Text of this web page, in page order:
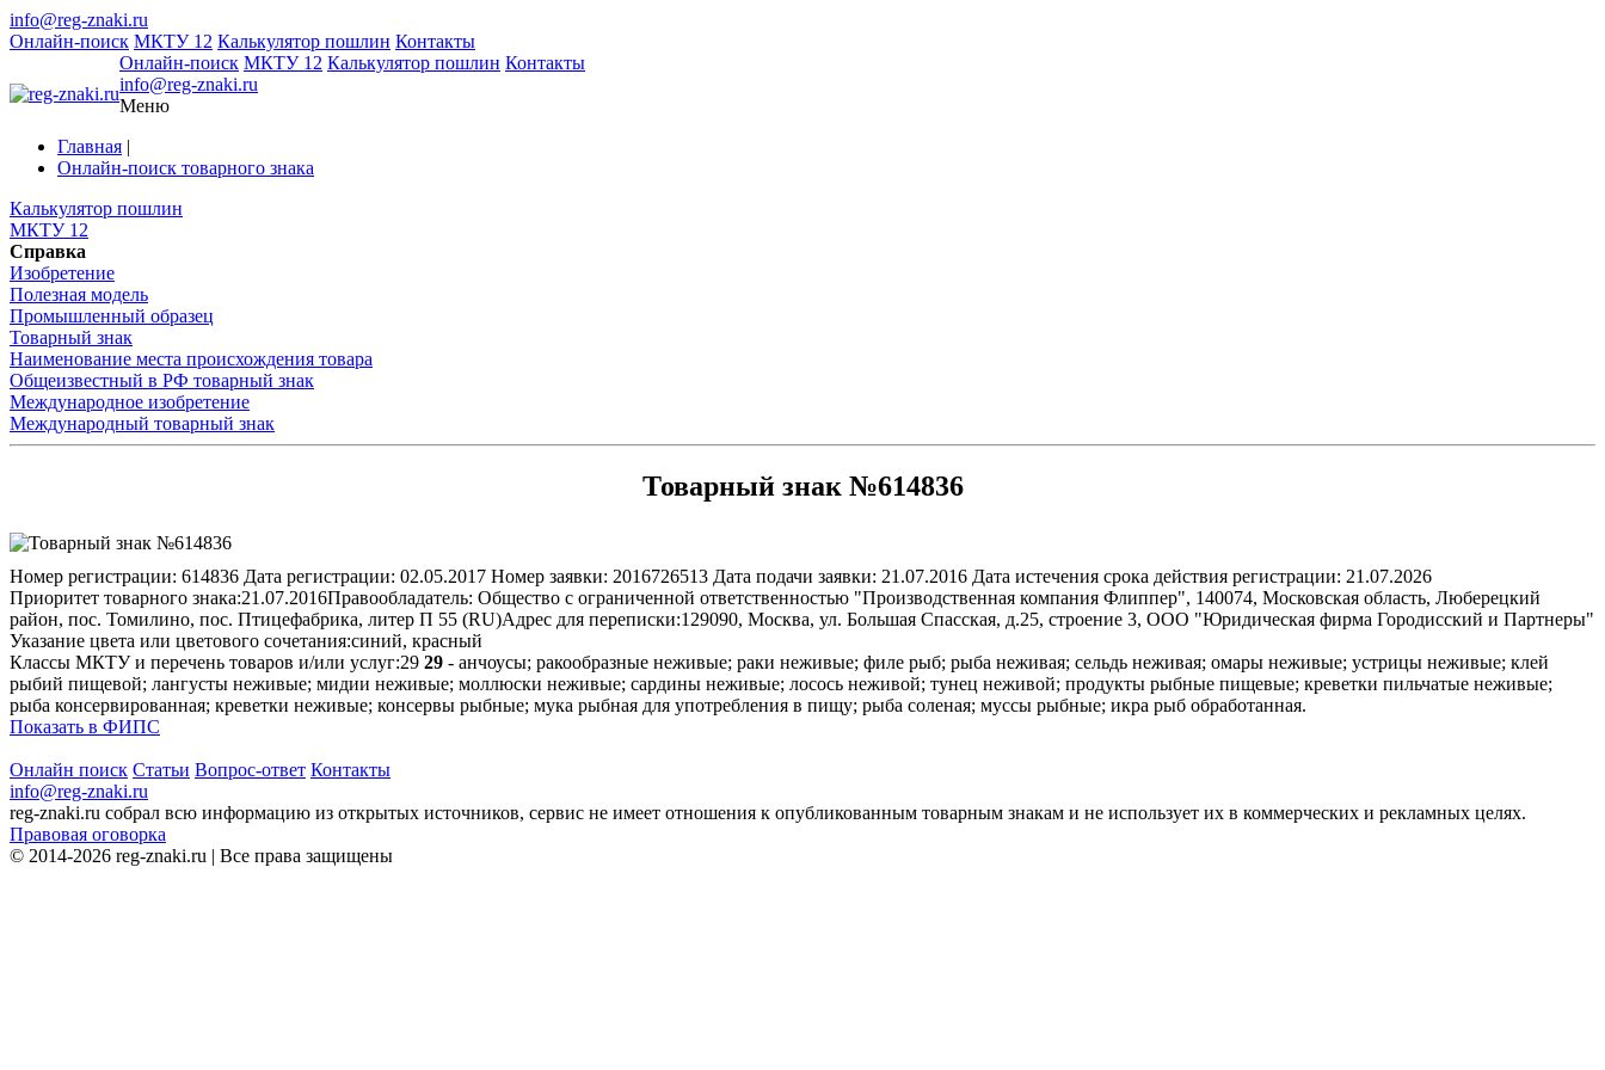
info@reg-znaki.ru
Онлайн-поиск МКТУ 12 Калькулятор пошлин Контакты
Онлайн-поиск МКТУ 12 Калькулятор пошлин Контакты
info@reg-znaki.ru
Меню
Главная |
Онлайн-поиск товарного знака
Калькулятор пошлин
МКТУ 12
Справка
Изобретение
Полезная модель
Промышленный образец
Товарный знак
Наименование места происхождения товара
Общеизвестный в РФ товарный знак
Международное изобретение
Международный товарный знак
Товарный знак №614836
Номер регистрации: 614836 Дата регистрации: 02.05.2017 Номер заявки: 2016726513 Дата подачи заявки: 21.07.2016 Дата истечения срока действия регистрации: 21.07.2026
Приоритет товарного знака:21.07.2016Правообладатель: Общество с ограниченной ответственностью "Производственная компания Флиппер", 140074, Московская область, Люберецкий
район, пос. Томилино, пос. Птицефабрика, литер П 55 (RU)Адрес для переписки:129090, Москва, ул. Большая Спасская, д.25, строение 3, ООО "Юридическая фирма Городисский и Партнеры"
Указание цвета или цветового сочетания:cиний, красный
Классы МКТУ и перечень товаров и/или услуг:29 29 - анчоусы; ракообразные неживые; раки неживые; филе рыб; рыба неживая; сельдь неживая; омары неживые; устрицы неживые; клей
рыбий пищевой; лангусты неживые; мидии неживые; моллюски неживые; сардины неживые; лосось неживой; тунец неживой; продукты рыбные пищевые; креветки пильчатые неживые;
рыба консервированная; креветки неживые; консервы рыбные; мука рыбная для употребления в пищу; рыба соленая; муссы рыбные; икра рыб обработанная.
Показать в ФИПС
Онлайн поиск Статьи Вопрос-ответ Контакты
info@reg-znaki.ru
reg-znaki.ru собрал всю информацию из открытых источников, сервис не имеет отношения к опубликованным товарным знакам и не использует их в коммерческих и рекламных целях.
Правовая оговорка
© 2014-2026 reg-znaki.ru | Все права защищены